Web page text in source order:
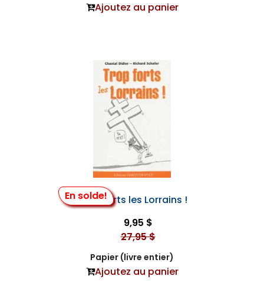
Ajoutez au panier
En solde!
Trop Forts les Lorrains !
9,95 $
27,95 $
Papier (livre entier)
Ajoutez au panier